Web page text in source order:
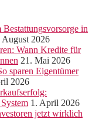
in
August 2026
Wann Kredite für
21. Mai 2026
sparen Eigentümer
2026
1. April 2026
jetzt wirklich